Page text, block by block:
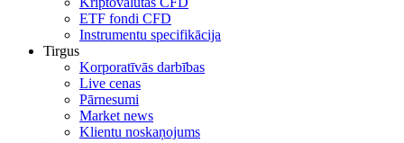
ETF fondi CFD
Instrumentu specifikācija
Tirgus
Korporatīvās darbības
Live cenas
Pārnesumi
Market news
Klientu noskaņojums